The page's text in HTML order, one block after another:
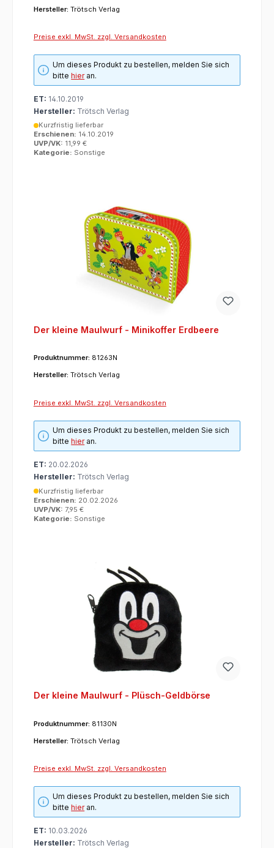
Hersteller: Trötsch Verlag
Preise exkl. MwSt. zzgl. Versandkosten
Um dieses Produkt zu bestellen, melden Sie sich
bittehieran.
ET: 14.10.2019
Hersteller: Trötsch Verlag
Kurzfristig lieferbar
Erschienen: 14.10.2019
UVP/VK: 11,99 €
Kategorie: Sonstige
Der kleine Maulwurf - Minikoffer Erdbeere
Produktnummer: 81263N
Hersteller: Trötsch Verlag
Preise exkl. MwSt. zzgl. Versandkosten
Um dieses Produkt zu bestellen, melden Sie sich
bittehieran.
ET: 20.02.2026
Hersteller: Trötsch Verlag
Kurzfristig lieferbar
Erschienen: 20.02.2026
UVP/VK: 7,95 €
Kategorie: Sonstige
Der kleine Maulwurf - Plüsch-Geldbörse
Produktnummer: 81130N
Hersteller: Trötsch Verlag
Preise exkl. MwSt. zzgl. Versandkosten
Um dieses Produkt zu bestellen, melden Sie sich
bittehieran.
ET: 10.03.2026
Hersteller: Trötsch Verlag